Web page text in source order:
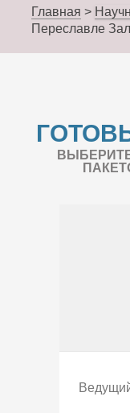
Главная >
Переславле